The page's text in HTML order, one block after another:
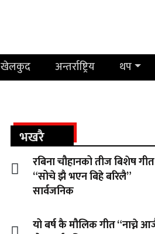
खेलकुद अन्तर्राष्ट्रिय थप
भखरै
रबिना चौहानको तीज बिशेष गीत
“सोचे झै भएन बिहे बरिलै”
सार्वजनिक
यो बर्ष कै मौलिक गीत “नाच्ने